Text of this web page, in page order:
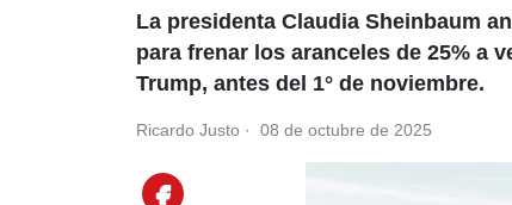
La presidenta Claudia Sheinbaum
para frenar los aranceles de 25% a
Trump, antes del 1° de noviembre.
Ricardo Justo · 08 de octubre de 2025